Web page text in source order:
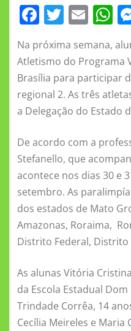
F
a
c
e
b
o
k
T
it
te
r
E
ai
l
W
h
s
A
p
p
Na próxima semana,
Atletismo do Programa
Brasília para participar
regional 2. As três
a Delegação do Estado
De acordo com a
Stefanello, que
acontece nos dias 30 e
setembro. As
dos estados de Mato
Amazonas, Roraima,
Distrito Federal, Distrito
As alunas Vitória
da Escola Estadual
Trindade Corrêa, 14
Cecília Meireles e Maria